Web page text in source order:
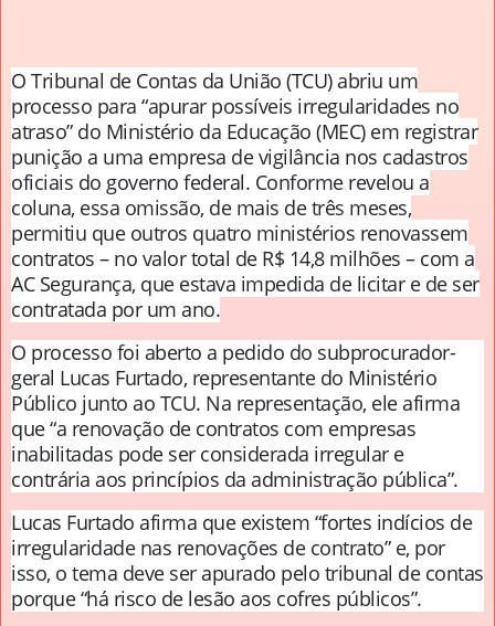
O Tribunal de Contas da União (TCU) abriu um
processo para “apurar possíveis irregularidades no
atraso” do Ministério da Educação (MEC) em registrar
punição a uma empresa de vigilância nos cadastros
oficiais do governo federal. Conforme revelou a
coluna, essa omissão, de mais de três meses,
permitiu que outros quatro ministérios renovassem
contratos – no valor total de R$ 14,8 milhões – com a
AC Segurança, que estava impedida de licitar e de ser
contratada por um ano.
O processo foi aberto a pedido do subprocurador-
geral Lucas Furtado, representante do Ministério
Público junto ao TCU. Na representação, ele afirma
que “a renovação de contratos com empresas
inabilitadas pode ser considerada irregular e
contrária aos princípios da administração pública”.
Lucas Furtado afirma que existem “fortes indícios de
irregularidade nas renovações de contrato” e, por
isso, o tema deve ser apurado pelo tribunal de contas
porque “há risco de lesão aos cofres públicos”.